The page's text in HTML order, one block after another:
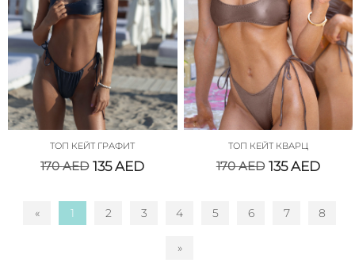
ТОП КЕЙТ ГРАФИТ
170AED 135AED
ТОП КЕЙТ КВАРЦ
170AED 135AED
« 1 2 3 4 5 6 7 8
»